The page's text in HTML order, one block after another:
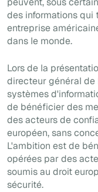
des informations qui
entreprise
dans le monde.
Lors de la
directeur général de
systèmes
de bénéficier des
des acteurs de
européen, sans
L'ambition est de
opérées par des
soumis au droit
sécurité.